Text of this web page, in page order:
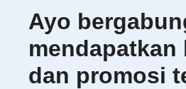
Ayo
mendapatkan
dan promosi